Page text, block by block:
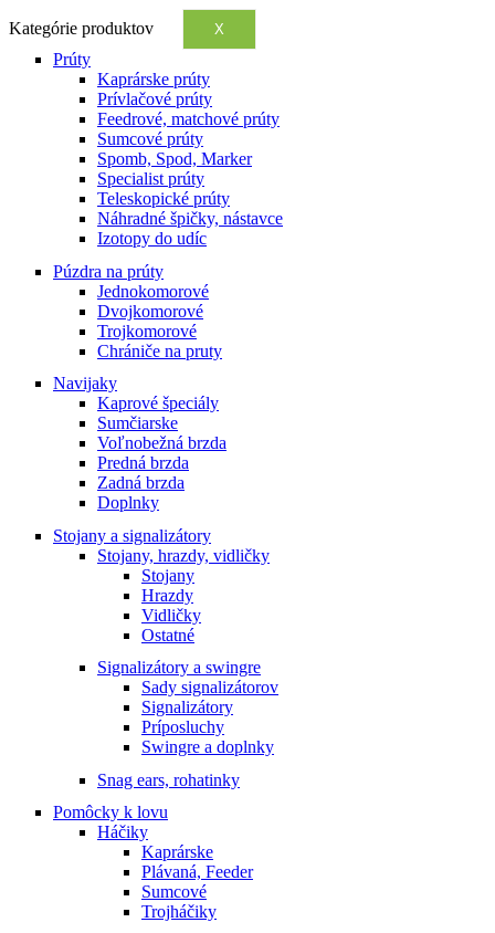
Kategórie produktov X
Prúty
Kaprárske prúty
Prívlačové prúty
Feedrové, matchové prúty
Sumcové prúty
Spomb, Spod, Marker
Specialist prúty
Teleskopické prúty
Náhradné špičky, nástavce
Izotopy do udíc
Púzdra na prúty
Jednokomorové
Dvojkomorové
Trojkomorové
Chrániče na pruty
Navijaky
Kaprové špeciály
Sumčiarske
Voľnobežná brzda
Predná brzda
Zadná brzda
Doplnky
Stojany a signalizátory
Stojany, hrazdy, vidličky
Stojany
Hrazdy
Vidličky
Ostatné
Signalizátory a swingre
Sady signalizátorov
Signalizátory
Príposluchy
Swingre a doplnky
Snag ears, rohatinky
Pomôcky k lovu
Háčiky
Kaprárske
Plávaná, Feeder
Sumcové
Trojháčiky